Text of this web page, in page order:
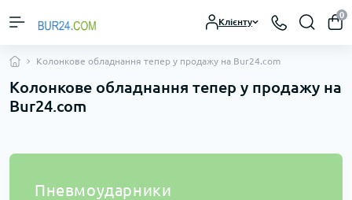
Клієнту
0
Колонкове обладнання тепер у продажу на Bur24.com
Колонкове обладнання тепер у продажу на
Bur24.com
Пневмоударники